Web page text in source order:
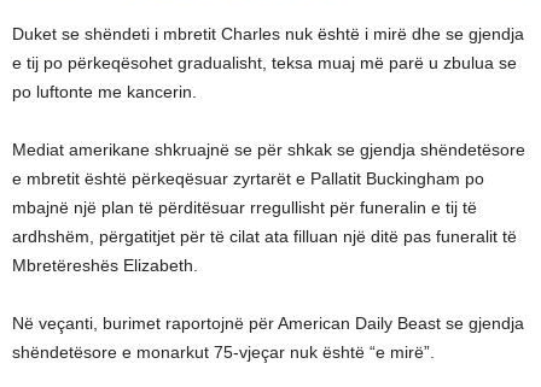
Duket se shëndeti i mbretit Charles nuk është i mirë dhe se gjendja
e tij po përkeqësohet gradualisht, teksa muaj më parë u zbulua se
po luftonte me kancerin.
Mediat amerikane shkruajnë se për shkak se gjendja shëndetësore
e mbretit është përkeqësuar zyrtarët e Pallatit Buckingham po
mbajnë një plan të përditësuar rregullisht për funeralin e tij të
ardhshëm, përgatitjet për të cilat ata filluan një ditë pas funeralit të
Mbretëreshës Elizabeth.
Në veçanti, burimet raportojnë për American Daily Beast se gjendja
shëndetësore e monarkut 75-vjeçar nuk është “e mirë”.